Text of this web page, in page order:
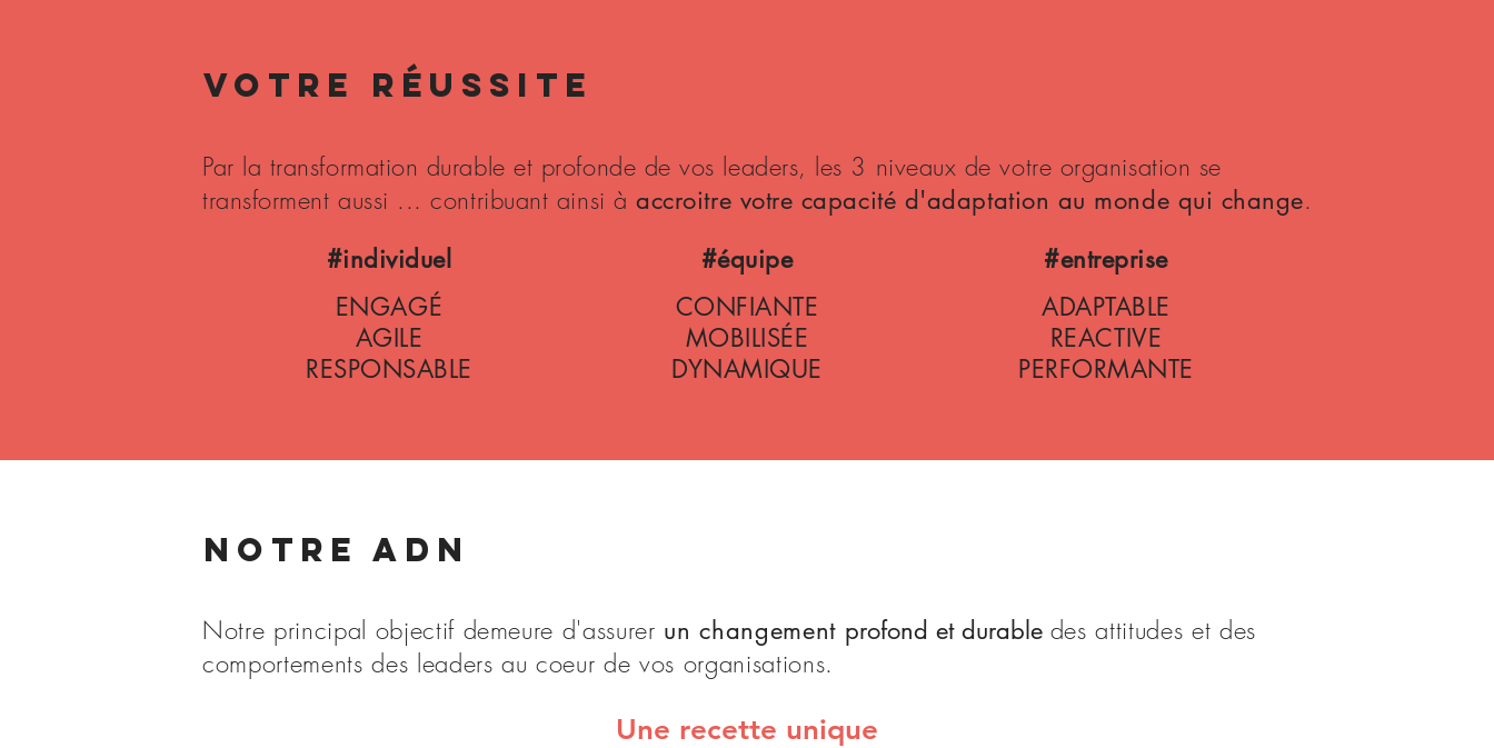
VOTRE RÉUSSITE
Par la transformation durable et profonde de vos leaders, les 3 niveaux de votre organisation se
transforment aussi ... contribuant ainsi àaccroitre votre capacité d'adaptation au monde qui change.
#individuel
ENGAGÉ
AGILE
RESPONSABLE
#équipe
CONFIANTE
MOBILISÉE
DYNAMIQUE
#entreprise
ADAPTABLE
REACTIVE
PERFORMANTE
Notre ADN
Notre principal objectif demeure d'assurer un changement profond et durable des attitudes et des
comportements des leaders au coeur de vos organisations.
Une recette unique